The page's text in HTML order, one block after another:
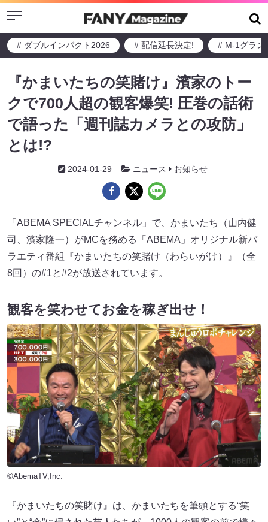
Menu
# ダブルインパクト2026 # 配信延長決定! # M-1グラン
『かまいたちの笑賭け』濱家のトー
クで700人超の観客爆笑! 圧巻の話術
で語った「週刊誌カメラとの攻防」
とは!?
2024-01-29 ニュース お知らせ
「ABEMA SPECIALチャンネル」で、かまいたち（山内健
司、濱家隆一）がMCを務める「ABEMA」オリジナル新バ
ラエティ番組『かまいたちの笑賭け（わらいがけ）』（全
8回）の#1と#2が放送されています。
観客を笑わせてお金を稼ぎ出せ！
©AbemaTV,Inc.
『かまいたちの笑賭け』は、かまいたちを筆頭とする“笑